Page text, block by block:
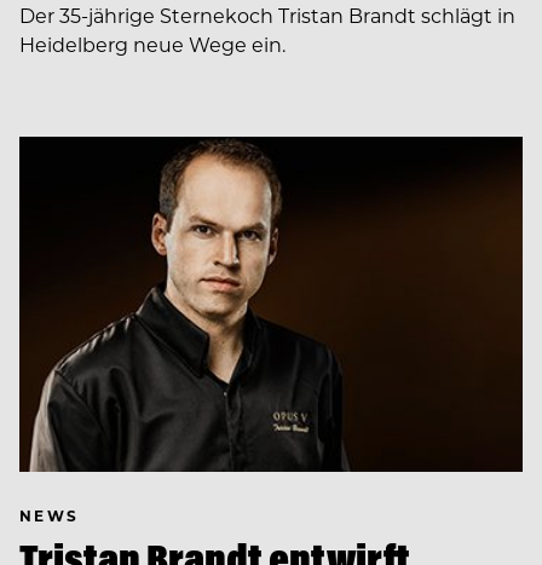
Der 35-jährige Sternekoch Tristan Brandt schlägt in
Heidelberg neue Wege ein.
NEWS